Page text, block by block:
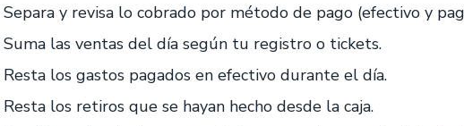
Separa y revisa lo cobrado por método de pago (efectivo y
Suma las ventas del día según tu registro o tickets.
Resta los gastos pagados en efectivo durante el día.
Resta los retiros que se hayan hecho desde la caja.